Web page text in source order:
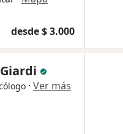
desde $ 3.000
· Ver más